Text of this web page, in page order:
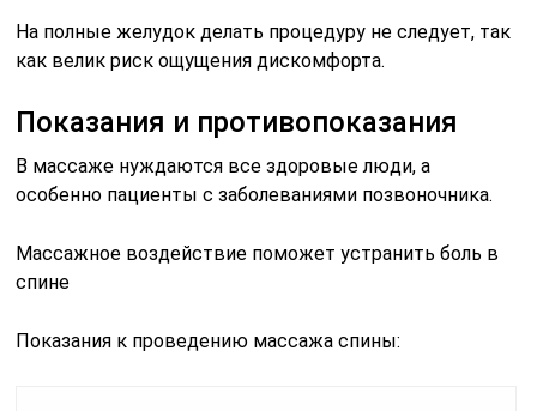
На полные желудок делать процедуру не следует, так
как велик риск ощущения дискомфорта.
Показания и противопоказания
В массаже нуждаются все здоровые люди, а
особенно пациенты с заболеваниями позвоночника.
Массажное воздействие поможет устранить боль в
спине
Показания к проведению массажа спины: